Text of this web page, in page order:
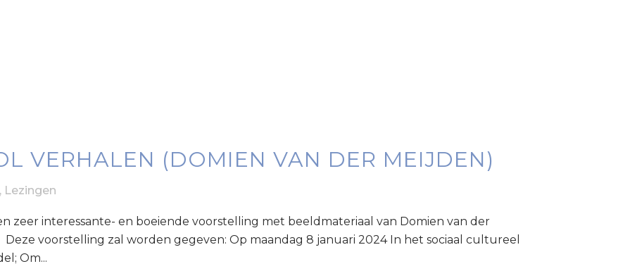
VERHALEN (DOMIEN VAN DER MEIJDEN)
, Lezingen
zeer interessante- en boeiende voorstelling met beeldmateriaal van Domien van der
Deze voorstelling zal worden gegeven: Op maandag 8 januari 2024 In het sociaal cultureel
Om...